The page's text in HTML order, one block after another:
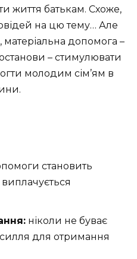
життя батькам. Схоже,
на цю тему… Але
допомога –
– стимулювати
молодим сім’ям в
становить
ніколи не буває
для отримання